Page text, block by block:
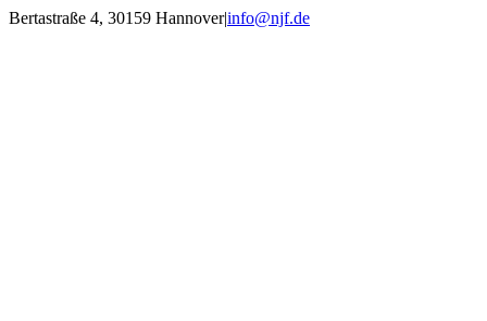
Zum
Bertastraße 4, 30159 Hannover|info@njf.de